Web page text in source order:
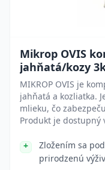
Mikrop OVIS
jahňatá/kozy
MIKROP OVIS je
jahňatá a kozliatka.
mlieku, čo
Produkt je dostupný
Zložením sa
prirodzenú